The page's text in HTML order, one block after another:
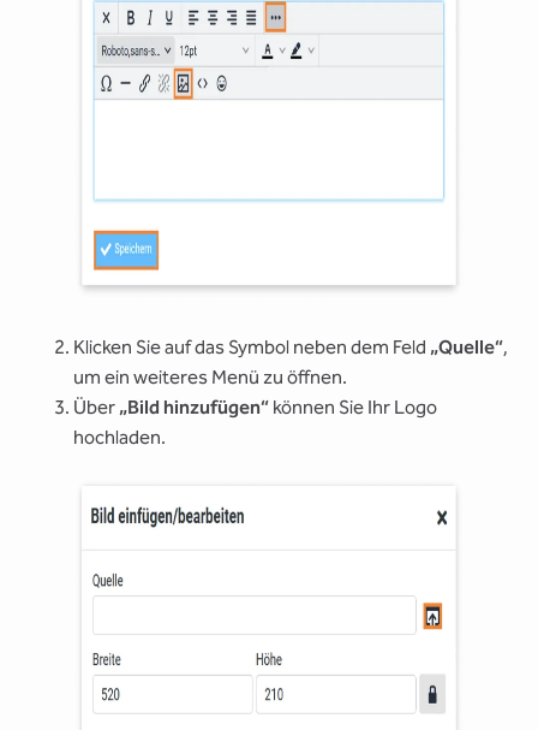
Klicken Sie auf das Symbol neben dem Feld „Quelle“,
um ein weiteres Menü zu öffnen.
Über „Bild hinzufügen“ können Sie Ihr Logo
hochladen.